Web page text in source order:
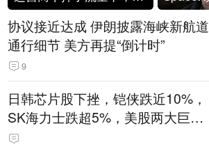
协议接近达成 伊朗披露海峡新航道
通行细节 美方再提“倒计时”
9
日韩芯片股下挫，铠侠跌近10%，
SK海力士跌超5%，美股两大巨头
遭遇业绩杀